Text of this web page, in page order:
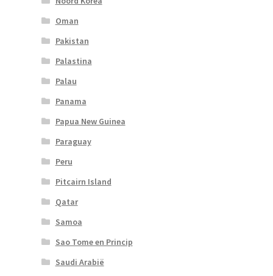
Oman
Pakistan
Palastina
Palau
Panama
Papua New Guinea
Paraguay
Peru
Pitcairn Island
Qatar
Samoa
Sao Tome en Princip
Saudi Arabië